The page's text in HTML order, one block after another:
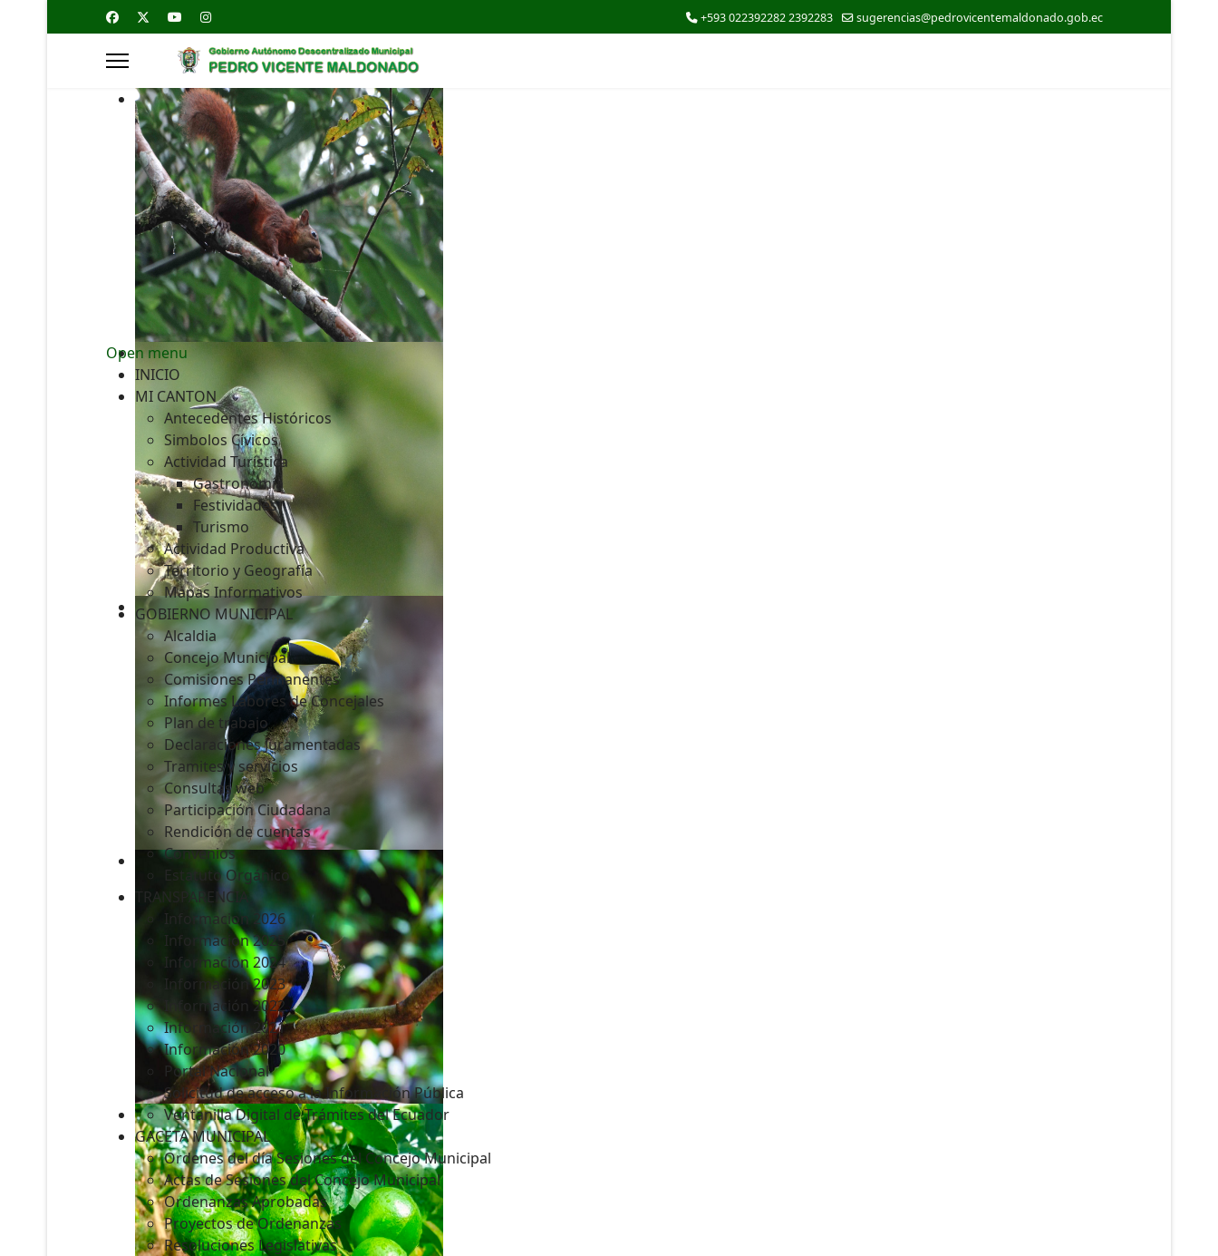
+593 022392282 2392283 sugerencias@pedrovicentemaldonado.gob.ec
Open menu
INICIO
MI CANTON
Antecedentes Históricos
Simbolos Cívicos
Actividad Turística
Gastronomía
Festividades
Turismo
Actividad Productiva
Territorio y Geografía
Mapas Informativos
GOBIERNO MUNICIPAL
Alcaldia
Concejo Municipal
Comisiones Permanentes
Informes Labores de Concejales
Plan de trabajo
Declaraciones Juramentadas
Tramites y servicios
Consultas web
Participación Ciudadana
Rendición de cuentas
Convenios
Estatuto Orgánico
TRANSPARENCIA
Informacion 2026
Informacion 2025
Informacion 2024
Información 2023
Información 2022
Información 2021
Información 2020
Portal Nacional
Solicitud de acceso a la Información Pública
Ventanilla Digital de Trámites del Ecuador
GACETA MUNICIPAL
Ordenes del día Sesiones del Concejo Municipal
Actas de Sesiones del Concejo Municipal
Ordenanzas Aprobadas
Proyectos de Ordenanzas
Resoluciones Legislativas